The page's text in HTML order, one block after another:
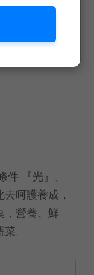
件 『光』、
呵護養成，
營養、鮮
。